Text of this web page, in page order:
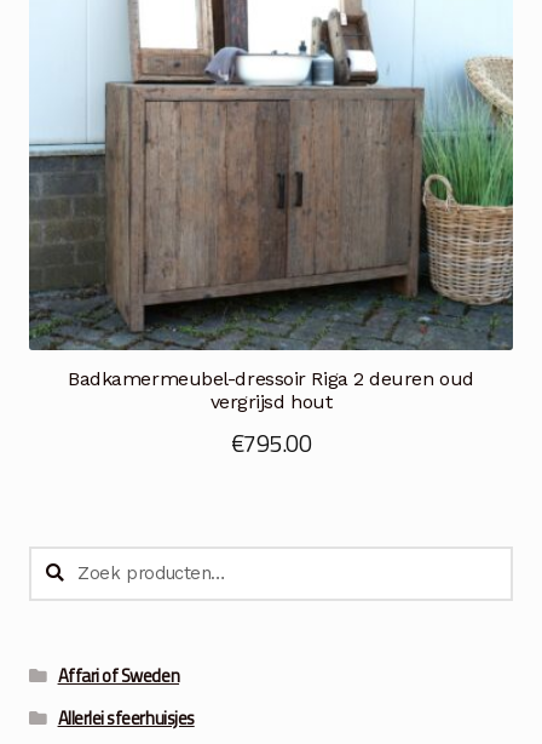
Badkamermeubel-dressoir Riga 2 deuren oud
vergrijsd hout
€795.00
Zoeken
naar:
Zoeken
Affari of Sweden
Allerlei sfeerhuisjes